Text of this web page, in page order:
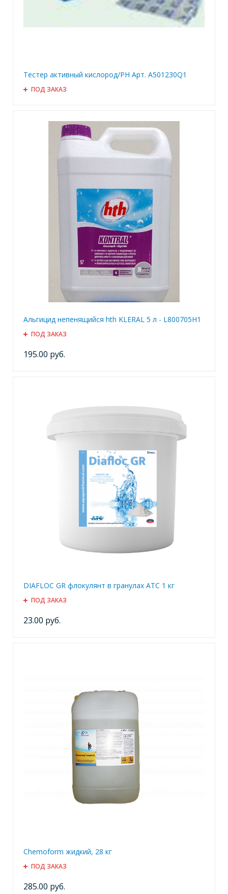
Тестер активный кислород/PH Арт. A501230Q1
ПОД ЗАКАЗ
Альгицид непенящийся hth KLERAL 5 л - L800705H1
ПОД ЗАКАЗ
195.00 руб.
DIAFLOC GR флокулянт в гранулах ATC 1 кг
ПОД ЗАКАЗ
23.00 руб.
Chemoform жидкий, 28 кг
ПОД ЗАКАЗ
285.00 руб.